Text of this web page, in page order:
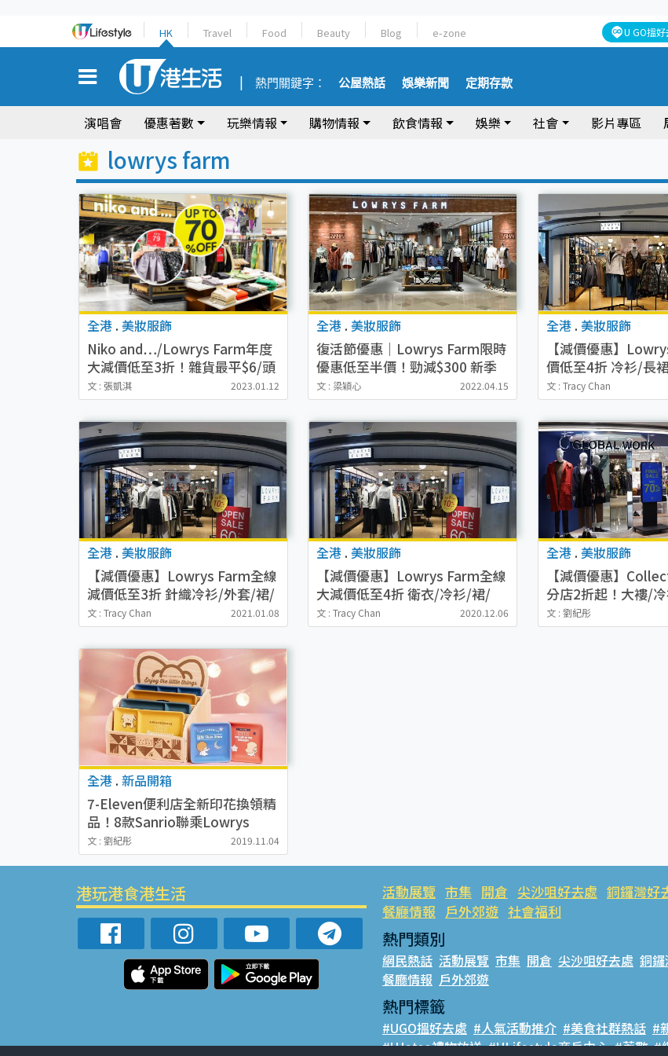
HK Travel Food Beauty Blog e-zone U GO搵好
熱門關鍵字： 公屋熱話 娛樂新聞 定期存款
演唱會 優惠著數 玩樂情報 購物情報 飲食情報 娛樂 社會 影片專區
lowrys farm
全港 . 美妝服飾
Niko and…/Lowrys Farm年度
大減價低至3折！雜貨最平$6/頭
飾均一$39/Global Work上衣
$99
文 : 張凱淇 2023.01.12
全港 .美妝服飾
復活節優惠｜Lowrys Farm限時
優惠低至半價！勁減$300 新季
連身裙/外套/襯衫低至$149
文 : 梁穎心 2022.04.15
全港 . 美妝服飾
【減價優惠】
價低至4折 冷衫/長
$99起
文 : Tracy Chan
全港 . 美妝服飾
【減價優惠】Lowrys Farm全線
減價低至3折 針織冷衫/外套/裙/
長褲
文 : Tracy Chan 2021.01.08
全港 .美妝服飾
【減價優惠】Lowrys Farm全線
大減價低至4折 衛衣/冷衫/裙/
褲/外套
文 : Tracy Chan 2020.12.06
全港 . 美妝服飾
【減價優惠】
分店2折起！大褸/
頸巾/飾物$69起
文 : 劉紀彤
全港 . 新品開箱
7-Eleven便利店全新印花換領精
品！8款Sanrio聯乘Lowrys
Farm陶瓷碟+收納架
文 : 劉紀彤 2019.11.04
港玩港食港生活 活動展覽 市集 開倉 尖沙咀好去處 銅鑼灣好
餐廳情報 戶外郊遊 社會福利
熱門類別
網民熱話 活動展覽 市集 開倉 尖沙咀好去處 銅
餐廳情報 戶外郊遊
熱門標籤
#UGO搵好去處 #人氣活動推介 #美食社群熱話 #
#UJetso禮物放送 #ULifestyle商戶中心 #著數 #